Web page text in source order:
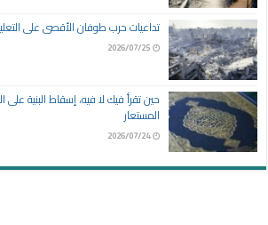
تداعيات حرب طوفان الأقصى على
2026/07/25
حين تقرأ فيك لا فيه، إسقاط البنية
المستعار
2026/07/24